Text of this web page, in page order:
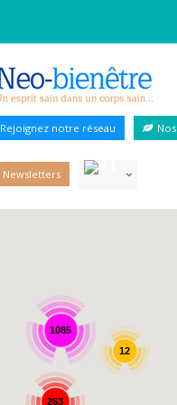
Rejoignez notre réseau
Newsletters
1085
263
12